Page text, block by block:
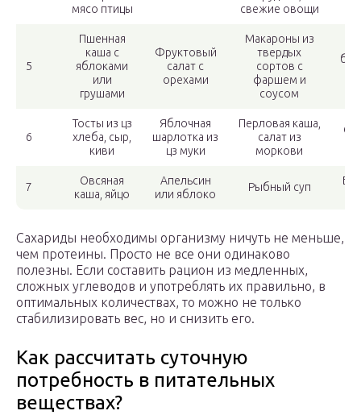
мясо птицы
свежие овощи
5
Пшенная
каша с
яблоками
или
грушами
Фруктовый
салат с
орехами
Макароны из
твердых
сортов с
фаршем и
соусом
6
Тосты из цз
хлеба, сыр,
киви
Яблочная
шарлотка из
цз муки
Перловая каша,
салат из
моркови
7
Овсяная
каша, яйцо
Апельсин
или яблоко
Рыбный суп
Сахариды необходимы организму ничуть не меньше,
чем протеины. Просто не все они одинаково
полезны. Если составить рацион из медленных,
сложных углеводов и употреблять их правильно, в
оптимальных количествах, то можно не только
стабилизировать вес, но и снизить его.
Как рассчитать суточную
потребность в питательных
веществах?